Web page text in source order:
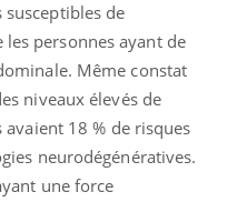
de
personnes ayant de
Même constat
niveaux élevés de
avaient 18 % de risques
neurodégénératives.
une force